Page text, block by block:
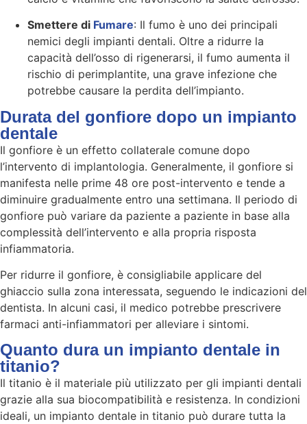
Smettere di Fumare: Il fumo è uno dei principali
nemici degli impianti dentali. Oltre a ridurre la
capacità dell’osso di rigenerarsi, il fumo aumenta il
rischio di perimplantite, una grave infezione che
potrebbe causare la perdita dell’impianto.
Durata del gonfiore dopo un impianto
dentale
Il gonfiore è un effetto collaterale comune dopo
l’intervento di implantologia. Generalmente, il gonfiore si
manifesta nelle prime 48 ore post-intervento e tende a
diminuire gradualmente entro una settimana. Il periodo di
gonfiore può variare da paziente a paziente in base alla
complessità dell’intervento e alla propria risposta
infiammatoria.
Per ridurre il gonfiore, è consigliabile applicare del
ghiaccio sulla zona interessata, seguendo le indicazioni del
dentista. In alcuni casi, il medico potrebbe prescrivere
farmaci anti-infiammatori per alleviare i sintomi.
Quanto dura un impianto dentale in
titanio?
Il titanio è il materiale più utilizzato per gli impianti dentali
grazie alla sua biocompatibilità e resistenza. In condizioni
ideali, un impianto dentale in titanio può durare tutta la